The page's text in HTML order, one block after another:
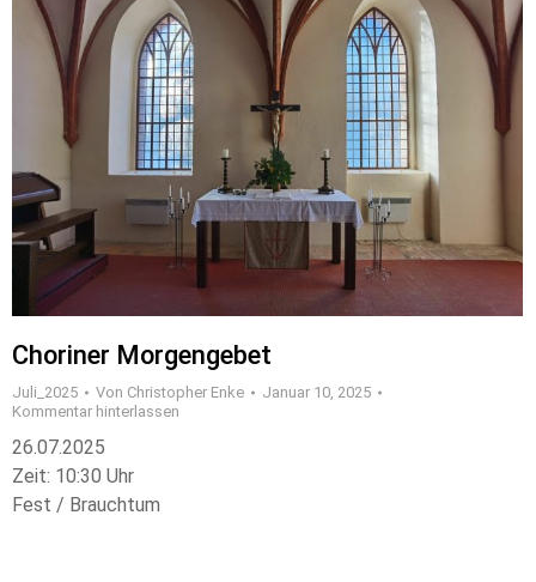
Choriner Morgengebet
Juli_2025 Von Christopher Enke
Januar 10, 2025
Kommentar hinterlassen
26.07.2025
Zeit: 10:30 Uhr
Fest / Brauchtum